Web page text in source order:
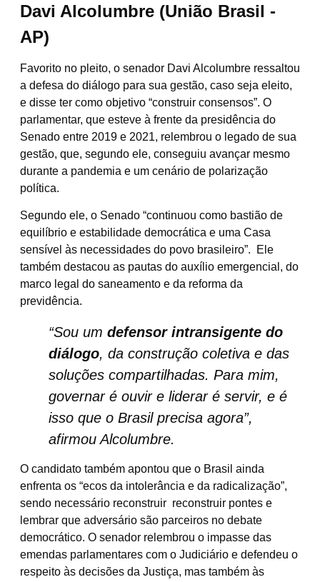
Davi Alcolumbre (União Brasil -
AP)
Favorito no pleito, o senador Davi Alcolumbre ressaltou
a defesa do diálogo para sua gestão, caso seja eleito,
e disse ter como objetivo “construir consensos”. O
parlamentar, que esteve à frente da presidência do
Senado entre 2019 e 2021, relembrou o legado de sua
gestão, que, segundo ele, conseguiu avançar mesmo
durante a pandemia e um cenário de polarização
política.
Segundo ele, o Senado“continuou como bastião de
equilíbrio e estabilidade democrática e uma Casa
sensível às necessidades do povo brasileiro”.
Ele
também destacou as pautas do auxílio emergencial, do
marco legal do saneamento e da reforma da
previdência.
“Sou um defensor intransigente do
diálogo, da construção coletiva e das
soluções compartilhadas. Para mim,
governar é ouvir e liderar é servir, e é
isso que o Brasil precisa agora”,
afirmou Alcolumbre.
O candidato também apontou que o Brasil ainda
enfrenta os “ecos da intolerância e da radicalização”,
sendo necessário reconstruir reconstruir pontes e
lembrar que adversário são parceiros no debate
democrático. O senador relembrou o impasse das
emendas parlamentares com o Judiciário e defendeu o
respeito às decisões da Justiça, mas também às